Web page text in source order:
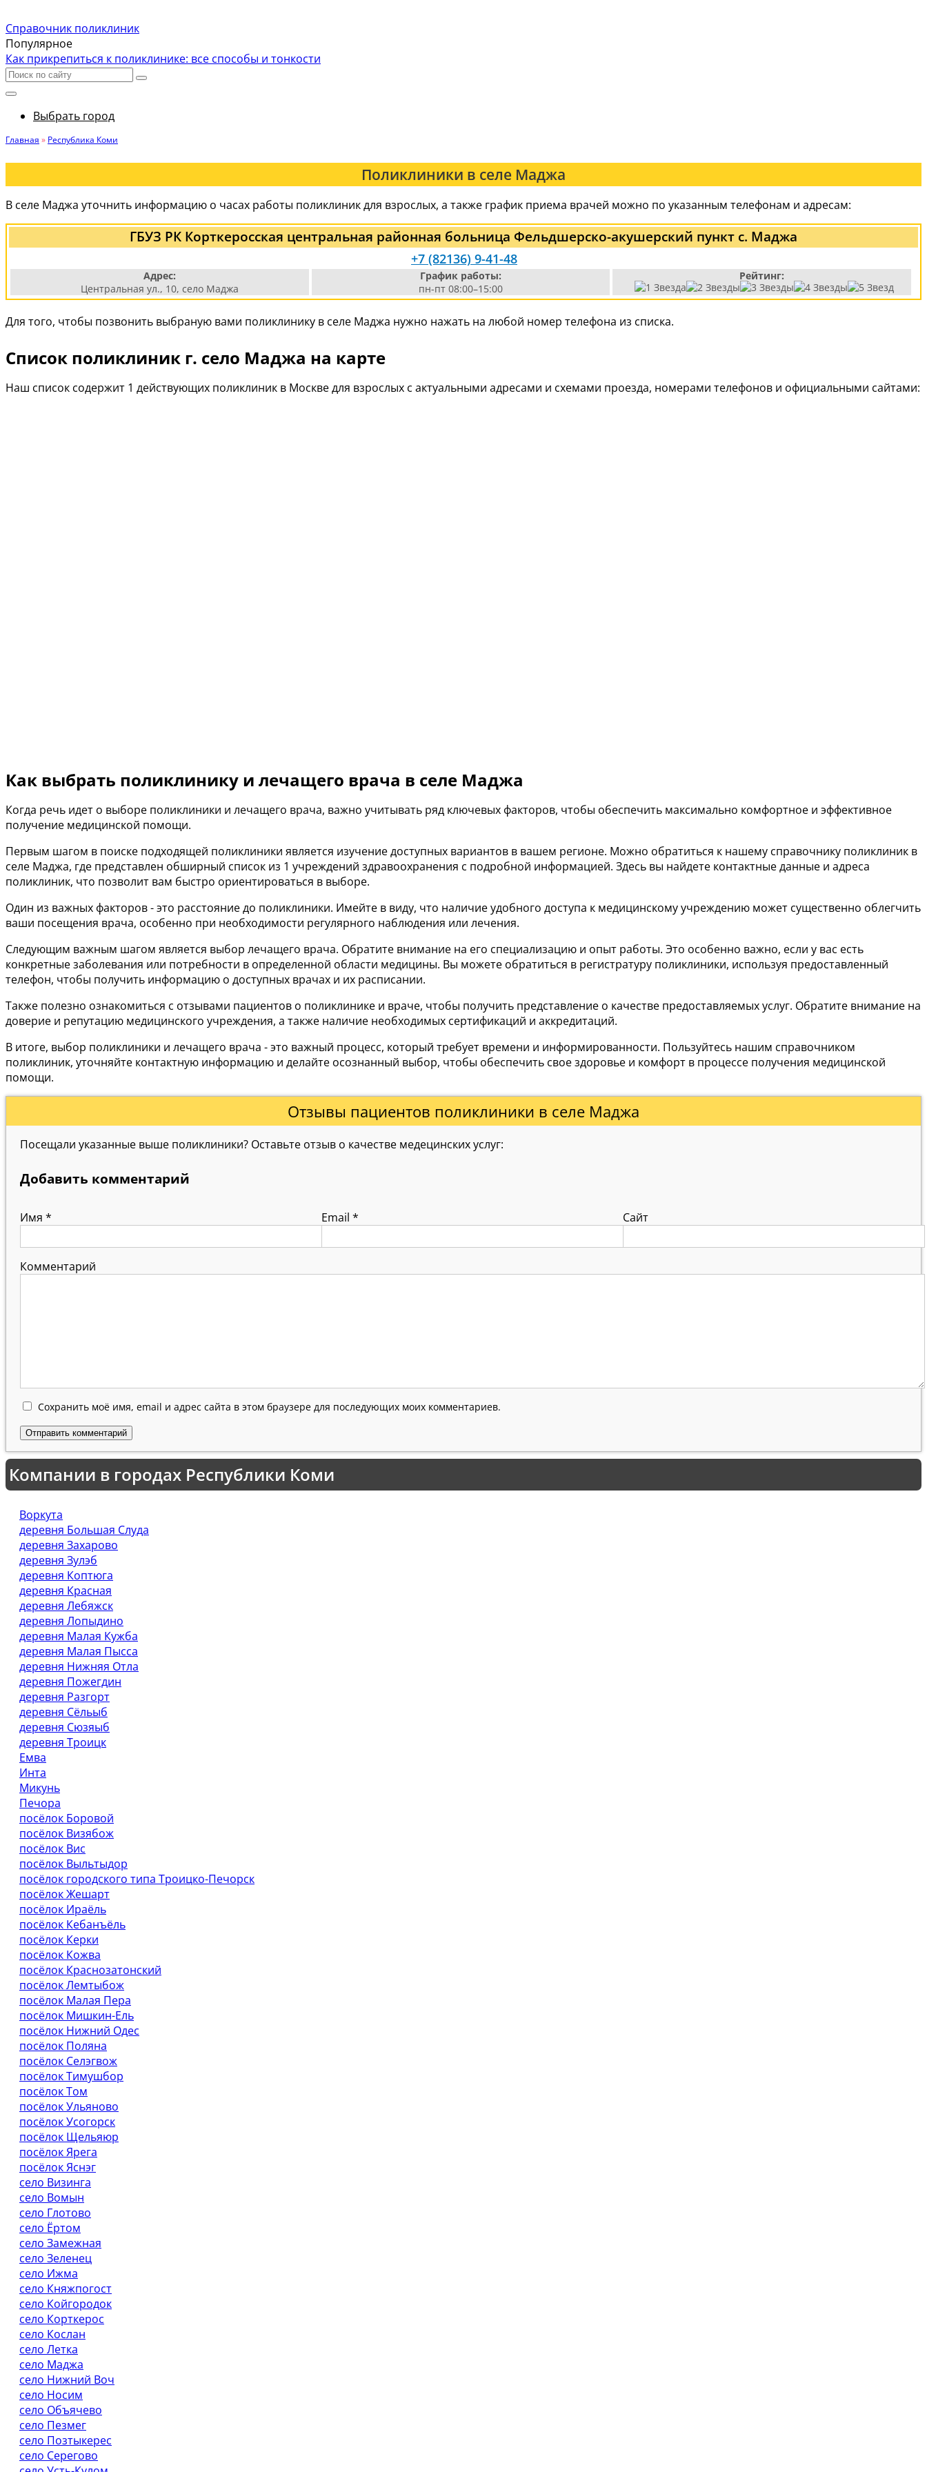
Справочник поликлиник
Популярное
Как прикрепиться к поликлинике: все способы и тонкости
Выбрать город
Главная » Республика Коми
Поликлиники в селе Маджа
В селе Маджа уточнить информацию о часах работы поликлиник для взрослых, а также график приема врачей можно по указанным телефонам и адресам:
ГБУЗ РК Корткеросская центральная районная больница Фельдшерско-акушерский пункт с. Маджа
+7 (82136) 9-41-48
Адрес:
Центральная ул., 10, село Маджа
График работы:
пн-пт 08:00–15:00
Рейтинг:
Для того, чтобы позвонить выбраную вами поликлинику в селе Маджа нужно нажать на любой номер телефона из списка.
Список поликлиник г. село Маджа на карте
Наш список содержит 1 действующих поликлиник в Москве для взрослых с актуальными адресами и схемами проезда, номерами телефонов и официальными сайтами:
Как выбрать поликлинику и лечащего врача в селе Маджа
Когда речь идет о выборе поликлиники и лечащего врача, важно учитывать ряд ключевых факторов, чтобы обеспечить максимально комфортное и эффективное
получение медицинской помощи.
Первым шагом в поиске подходящей поликлиники является изучение доступных вариантов в вашем регионе. Можно обратиться к нашему справочнику поликлиник в
селе Маджа, где представлен обширный список из 1 учреждений здравоохранения с подробной информацией. Здесь вы найдете контактные данные и адреса
поликлиник, что позволит вам быстро ориентироваться в выборе.
Один из важных факторов - это расстояние до поликлиники. Имейте в виду, что наличие удобного доступа к медицинскому учреждению может существенно облегчить
ваши посещения врача, особенно при необходимости регулярного наблюдения или лечения.
Следующим важным шагом является выбор лечащего врача. Обратите внимание на его специализацию и опыт работы. Это особенно важно, если у вас есть
конкретные заболевания или потребности в определенной области медицины. Вы можете обратиться в регистратуру поликлиники, используя предоставленный
телефон, чтобы получить информацию о доступных врачах и их расписании.
Также полезно ознакомиться с отзывами пациентов о поликлинике и враче, чтобы получить представление о качестве предоставляемых услуг. Обратите внимание на
доверие и репутацию медицинского учреждения, а также наличие необходимых сертификаций и аккредитаций.
В итоге, выбор поликлиники и лечащего врача - это важный процесс, который требует времени и информированности. Пользуйтесь нашим справочником
поликлиник, уточняйте контактную информацию и делайте осознанный выбор, чтобы обеспечить свое здоровье и комфорт в процессе получения медицинской
помощи.
Отзывы пациентов поликлиники в селе Маджа
Посещали указанные выше поликлиники? Оставьте отзыв о качестве медецинских услуг:
Добавить комментарий
Имя * Email* Сайт
Комментарий
Сохранить моё имя, email и адрес сайта в этом браузере для последующих моих комментариев.
Компании в городах Республики Коми
Воркута
деревня Большая Слуда
деревня Захарово
деревня Зулэб
деревня Коптюга
деревня Красная
деревня Лебяжск
деревня Лопыдино
деревня Малая Кужба
деревня Малая Пысса
деревня Нижняя Отла
деревня Пожегдин
деревня Разгорт
деревня Сёльыб
деревня Сюзяыб
деревня Троицк
Емва
Инта
Микунь
Печора
посёлок Боровой
посёлок Визябож
посёлок Вис
посёлок Выльтыдор
посёлок городского типа Троицко-Печорск
посёлок Жешарт
посёлок Ираёль
посёлок Кебанъёль
посёлок Керки
посёлок Кожва
посёлок Краснозатонский
посёлок Лемтыбож
посёлок Малая Пера
посёлок Мишкин-Ель
посёлок Нижний Одес
посёлок Поляна
посёлок Селэгвож
посёлок Тимушбор
посёлок Том
посёлок Ульяново
посёлок Усогорск
посёлок Щельяюр
посёлок Ярега
посёлок Яснэг
село Визинга
село Вомын
село Глотово
село Ёртом
село Замежная
село Зеленец
село Ижма
село Княжпогост
село Койгородок
село Корткерос
село Кослан
село Летка
село Маджа
село Нижний Воч
село Носим
село Объячево
село Пезмег
село Позтыкерес
село Серегово